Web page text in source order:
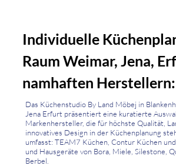
Individuelle
Raum Weimar, Jena,
namhaften Herstellern:
Das Küchenstudio By Land Möbej in
Jena Erfurt präsentiert eine kuratierte
Markenhersteller, die für höchste Qualität,
innovatives Design in der Küchenplanung
umfasst: TEAM7 Küchen, Contur Küchen
und Hausgeräte von Bora, Miele, Silestone,
Berbel.